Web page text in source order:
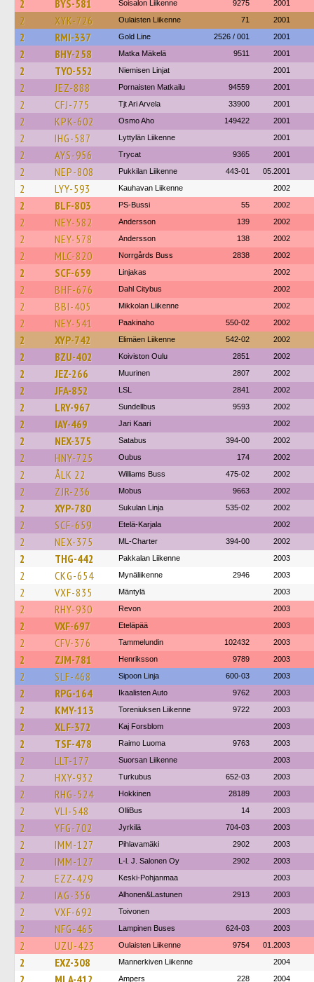
2 BYS-581 Soisalon Liikenne 9275 2001
2 XYK-726 Oulaisten Liikenne 71 2001
2 RMI-337 Gold Line 2526 / 001 2001
2 BHY-258 Matka Mäkelä 9511 2001
2 TYO-552 Niemisen Linjat 2001
2 JEZ-888 Pornaisten Matkailu 94559 2001
2 CFJ-775 Tjt Ari Arvela 33900 2001
2 KPK-602 Osmo Aho 149422 2001
2 IHG-587 Lyttylän Liikenne 2001
2 AYS-956 Trycat 9365 2001
2 NEP-808 Pukkilan Liikenne 443-01 05.2001
2 LYY-593 Kauhavan Liikenne 2002
2 BLF-803 PS-Bussi 55 2002
2 NEY-582 Andersson 139 2002
2 NEY-578 Andersson 138 2002
2 MLC-820 Norrgårds Buss 2838 2002
2 SCF-659 Linjakas 2002
2 BHF-676 Dahl Citybus 2002
2 BBI-405 Mikkolan Liikenne 2002
2 NEY-541 Paakinaho 550-02 2002
2 XYP-742 Elimäen Liikenne 542-02 2002
2 BZU-402 Koiviston Oulu 2851 2002
2 JEZ-266 Muurinen 2807 2002
2 JFA-852 LSL 2841 2002
2 LRY-967 Sundellbus 9593 2002
2 IAY-469 Jari Kaari 2002
2 NEX-375 Satabus 394-00 2002
2 HNY-725 Oubus 174 2002
2 ÅLK 22 Williams Buss 475-02 2002
2 ZJR-236 Mobus 9663 2002
2 XYP-780 Sukulan Linja 535-02 2002
2 SCF-659 Etelä-Karjala 2002
2 NEX-375 ML-Charter 394-00 2002
2 THG-442 Pakkalan Liikenne 2003
2 CKG-654 Mynäliikenne 2946 2003
2 VXF-835 Mäntylä 2003
2 RHY-930 Revon 2003
2 VXF-697 Eteläpää 2003
2 CFV-376 Tammelundin 102432 2003
2 ZJM-781 Henriksson 9789 2003
2 SLF-468 Sipoon Linja 600-03 2003
2 RPG-164 Ikaalisten Auto 9762 2003
2 KMY-113 Toreniuksen Liikenne 9722 2003
2 XLF-372 Kaj Forsblom 2003
2 TSF-478 Raimo Luoma 9763 2003
2 LLT-177 Suorsan Liikenne 2003
2 HXY-932 Turkubus 652-03 2003
2 RHG-524 Hokkinen 28189 2003
2 VLI-548 OlliBus 14 2003
2 YFG-702 Jyrkilä 704-03 2003
2 IMM-127 Pihlavamäki 2902 2003
2 IMM-127 L-l. J. Salonen Oy 2902 2003
2 EZZ-429 Keski-Pohjanmaa 2003
2 IAG-356 Alhonen&Lastunen 2913 2003
2 VXF-692 Toivonen 2003
2 NFG-465 Lampinen Buses 624-03 2003
2 UZU-423 Oulaisten Liikenne 9754 01.2003
2 EXZ-308 Mannerkiven Liikenne 2004
2 MLA-412 Ampers 228 2004